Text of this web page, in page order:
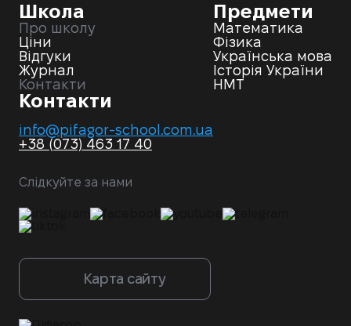
Школа
Про школу
Ціни
Відгуки
Журнал
Контакти
Предмети
Математика
Фізика
Українська мова
Історія України
НМТ
Контакти
info@pifagor-school.com.ua
+38 (073) 463 17 40
Слідкуйте за нами
Карта сайту